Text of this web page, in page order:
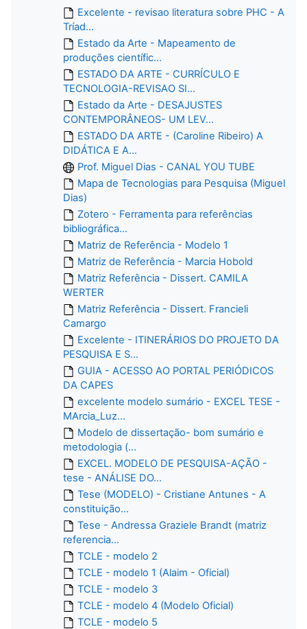
Excelente - revisao literatura sobre PHC - A
Tríad...
Estado da Arte - Mapeamento de
produções científic...
ESTADO DA ARTE - CURRÍCULO E
TECNOLOGIA-REVISAO SI...
Estado da Arte - DESAJUSTES
CONTEMPORÂNEOS- UM LEV...
ESTADO DA ARTE - (Caroline Ribeiro) A
DIDÁTICA E A...
Prof. Miguel Dias - CANAL YOU TUBE
Mapa de Tecnologias para Pesquisa (Miguel
Dias)
Zotero - Ferramenta para referências
bibliográfica...
Matriz de Referência - Modelo 1
Matriz de Referência - Marcia Hobold
Matriz Referência - Dissert. CAMILA
WERTER
Matriz Referência - Dissert. Francieli
Camargo
Excelente - ITINERÁRIOS DO PROJETO DA
PESQUISA E S...
GUIA - ACESSO AO PORTAL PERIÓDICOS
DA CAPES
excelente modelo sumário - EXCEL TESE -
MArcia_Luz...
Modelo de dissertação- bom sumário e
metodologia (...
EXCEL. MODELO DE PESQUISA-AÇÃO -
tese - ANÁLISE DO...
Tese (MODELO) - Cristiane Antunes - A
constituição...
Tese - Andressa Graziele Brandt (matriz
referencia...
TCLE - modelo 2
TCLE - modelo 1 (Alaim - Oficial)
TCLE - modelo 3
TCLE - modelo 4 (Modelo Oficial)
TCLE - modelo 5